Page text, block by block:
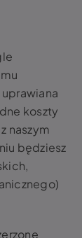
koszty
naszym
będziesz